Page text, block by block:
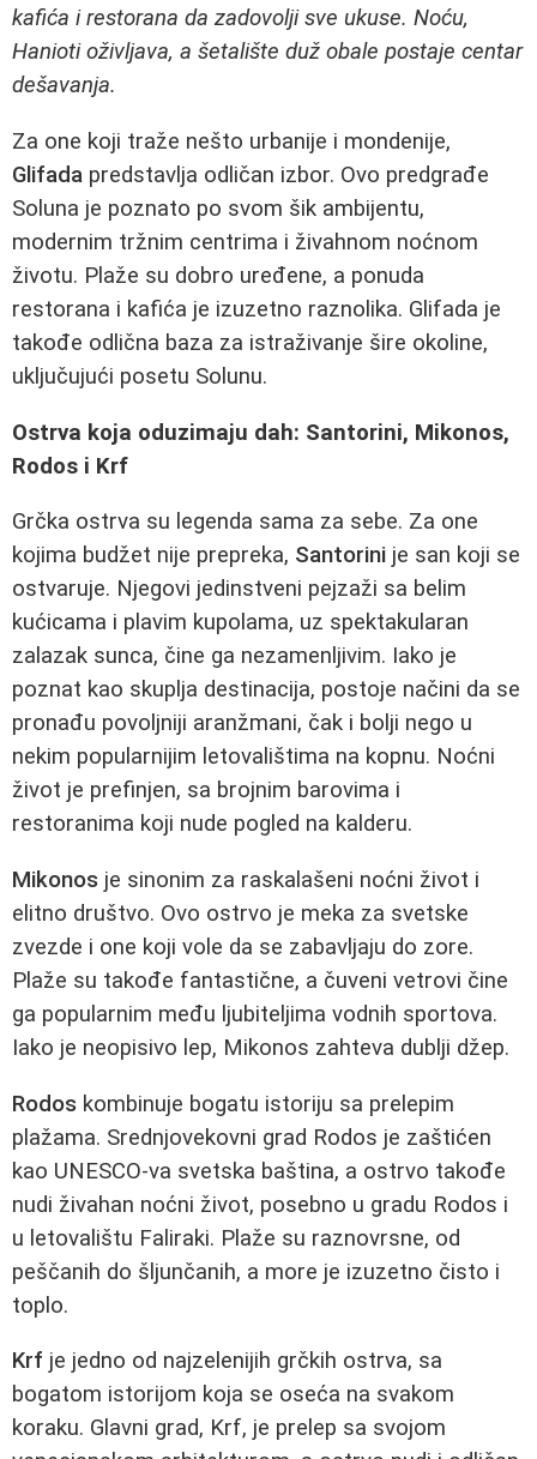
kafića i restorana da zadovolji sve ukuse. Noću,
Hanioti oživljava, a šetalište duž obale postaje centar
dešavanja.
Za one koji traže nešto urbanije i mondenije,
Glifada predstavlja odličan izbor. Ovo predgrađe
Soluna je poznato po svom šik ambijentu,
modernim tržnim centrima i živahnom noćnom
životu. Plaže su dobro uređene, a ponuda
restorana i kafića je izuzetno raznolika. Glifada je
takođe odlična baza za istraživanje šire okoline,
uključujući posetu Solunu.
Ostrva koja oduzimaju dah: Santorini, Mikonos,
Rodos i Krf
Grčka ostrva su legenda sama za sebe. Za one
kojima budžet nije prepreka, Santorini je san koji se
ostvaruje. Njegovi jedinstveni pejzaži sa belim
kućicama i plavim kupolama, uz spektakularan
zalazak sunca, čine ga nezamenljivim. Iako je
poznat kao skuplja destinacija, postoje načini da se
pronađu povoljniji aranžmani, čak i bolji nego u
nekim popularnijim letovalištima na kopnu. Noćni
život je prefinjen, sa brojnim barovima i
restoranima koji nude pogled na kalderu.
Mikonos je sinonim za raskalašeni noćni život i
elitno društvo. Ovo ostrvo je meka za svetske
zvezde i one koji vole da se zabavljaju do zore.
Plaže su takođe fantastične, a čuveni vetrovi čine
ga popularnim među ljubiteljima vodnih sportova.
Iako je neopisivo lep, Mikonos zahteva dublji džep.
Rodos kombinuje bogatu istoriju sa prelepim
plažama. Srednjovekovni grad Rodos je zaštićen
kao UNESCO-va svetska baština, a ostrvo takođe
nudi živahan noćni život, posebno u gradu Rodos i
u letovalištu Faliraki. Plaže su raznovrsne, od
peščanih do šljunčanih, a more je izuzetno čisto i
toplo.
Krf je jedno od najzelenijih grčkih ostrva, sa
bogatom istorijom koja se oseća na svakom
koraku. Glavni grad, Krf, je prelep sa svojom